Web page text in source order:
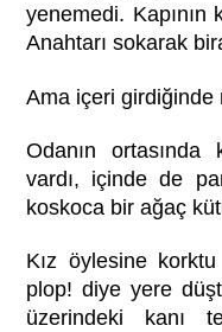
yenemedi. Kapının
Anahtarı sokarak
Ama içeri girdiğinde
Odanın
vardı, içinde de
koskoca bir ağaç
Kız öylesine
plop! diye yere
üzerindeki kanı